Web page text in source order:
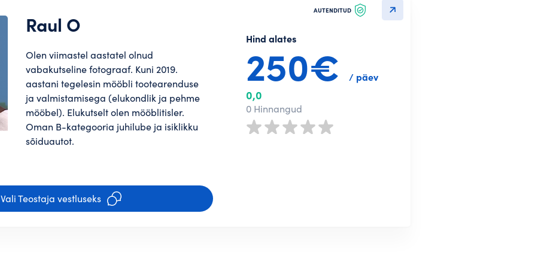
AUTENDITUD
Raul O
Olen viimastel aastatel olnud
vabakutseline fotograaf. Kuni 2019.
aastani tegelesin mööbli tootearenduse
ja valmistamisega (elukondlik ja pehme
mööbel). Elukutselt olen mööblitisler.
Oman B-kategooria juhilube ja isiklikku
sõiduautot.
Vali Teostaja vestluseks
Hind alates
250€ / päev
0,0
0 Hinnangud